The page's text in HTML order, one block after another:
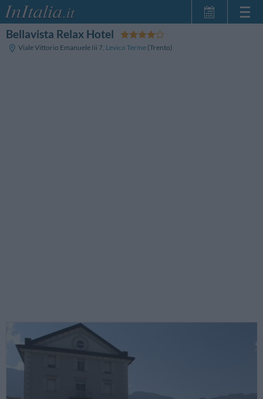
Bellavista Relax Hotel
Viale Vittorio Emanuele Iii 7, Levico Terme (Trento)